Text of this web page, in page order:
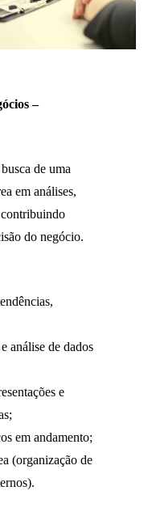
–
de uma
em análises,
contribuindo
do negócio.
análise de dados
e
em andamento;
(organização de